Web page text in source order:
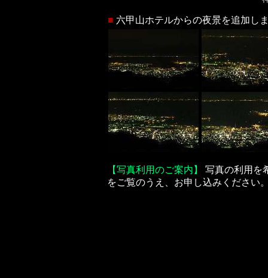
■ 六甲山ホテルからの夜景を追加し
【写真利用のご案内】
写真の利用を
をご覧のうえ、お申し込みください